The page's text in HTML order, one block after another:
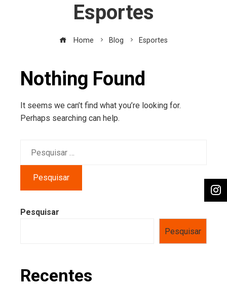
Esportes
Home Blog Esportes
Nothing Found
It seems we can’t find what you’re looking for.
Perhaps searching can help.
por:
Pesquisar
Pesquisar
Recentes